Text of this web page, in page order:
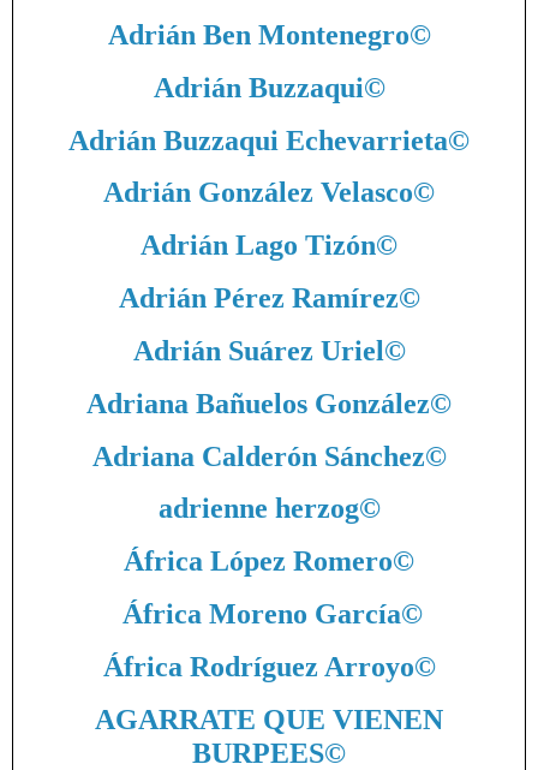
Adrián Ben Montenegro©
Adrián Buzzaqui©
Adrián Buzzaqui Echevarrieta©
Adrián González Velasco©
Adrián Lago Tizón©
Adrián Pérez Ramírez©
Adrián Suárez Uriel©
Adriana Bañuelos González©
Adriana Calderón Sánchez©
adrienne herzog©
África López Romero©
África Moreno García©
África Rodríguez Arroyo©
AGARRATE QUE VIENEN
BURPEES©